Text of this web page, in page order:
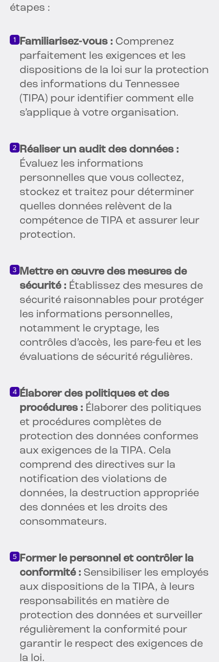
étapes :
Familiarisez-vous : Comprenez
parfaitement les exigences et les
dispositions de la loi sur la protection
des informations du Tennessee
(TIPA) pour identifier comment elle
s’applique à votre organisation.
Réaliser un audit des données :
Évaluez les informations
personnelles que vous collectez,
stockez et traitez pour déterminer
quelles données relèvent de la
compétence de TIPA et assurer leur
protection.
Mettre en œuvre des mesures de
sécurité : Établissez des mesures de
sécurité raisonnables pour protéger
les informations personnelles,
notamment le cryptage, les
contrôles d’accès, les pare-feu et les
évaluations de sécurité régulières.
Élaborer des politiques et des
procédures : Élaborer des politiques
et procédures complètes de
protection des données conformes
aux exigences de la TIPA. Cela
comprend des directives sur la
notification des violations de
données, la destruction appropriée
des données et les droits des
consommateurs.
Former le personnel et contrôler la
conformité : Sensibiliser les employés
aux dispositions de la TIPA, à leurs
responsabilités en matière de
protection des données et surveiller
régulièrement la conformité pour
garantir le respect des exigences de
la loi.